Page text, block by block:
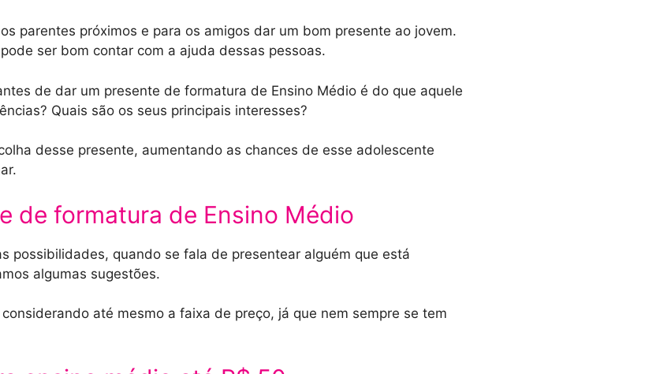
parentes próximos e para os amigos dar um bom presente ao jovem.
ser bom contar com a ajuda dessas pessoas.
de dar um presente de formatura de Ensino Médio é do que aquele
Quais são os seus principais interesses?
desse presente, aumentando as chances de esse adolescente
de formatura de Ensino Médio
possibilidades, quando se fala de presentear alguém que está
algumas sugestões.
até mesmo a faixa de preço, já que nem sempre se tem